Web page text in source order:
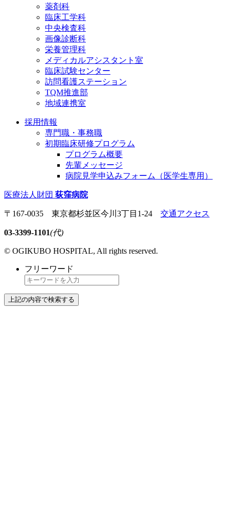
薬剤科
臨床工学科
中央検査科
画像診断科
栄養管理科
メディカルアシスタント室
臨床試験センター
訪問看護ステーション
TQM推進部
地域連携室
採用情報
専門職・事務職
初期臨床研修プログラム
プログラム概要
先輩メッセージ
病院見学申込みフォーム（医学生専用）
医療法人財団 荻窪病院
〒167-0035 東京都杉並区今川3丁目1-24 交通アクセス
03-3399-1101(代)
© OGIKUBO HOSPITAL, All rights reserved.
フリーワード